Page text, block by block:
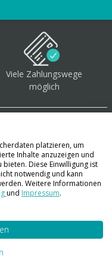
Viele Zahlungswege
möglich
platzieren, um
Inhalte anzuzeigen und
Diese Einwilligung ist
notwendig und kann
Weitere Informationen
und Impressum.